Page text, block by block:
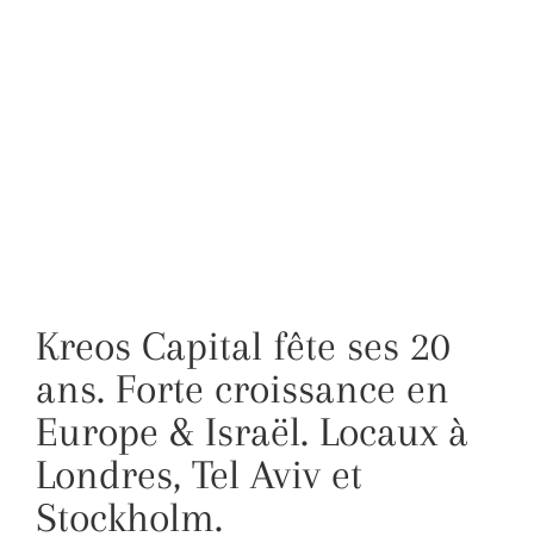
Kreos Capital fête ses 20
ans. Forte croissance en
Europe & Israël. Locaux à
Londres, Tel Aviv et
Stockholm.